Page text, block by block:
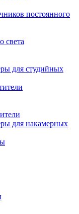
постоянного
света
для студийных
для накамерных